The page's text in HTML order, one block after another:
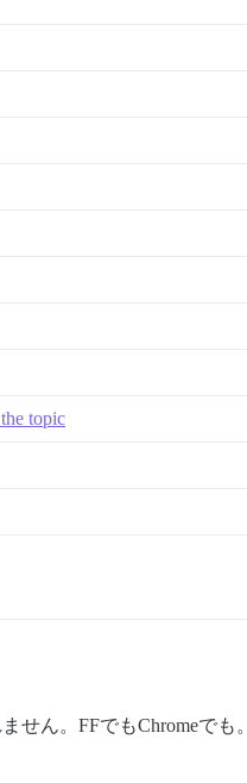
topic
せん。FFでもChromeでも。